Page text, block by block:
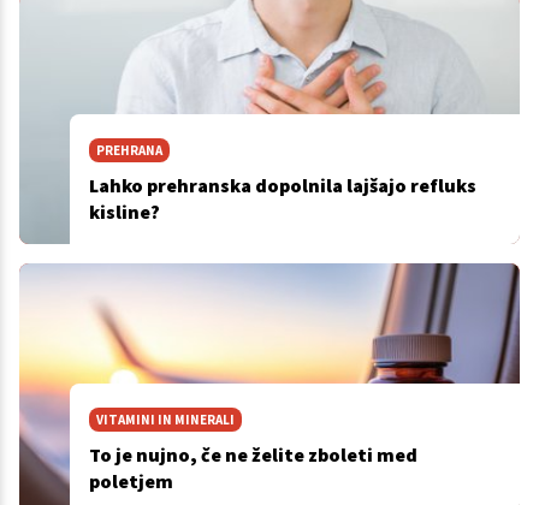
PREHRANA
Lahko prehranska dopolnila lajšajo refluks
kisline?
VITAMINI IN MINERALI
To je nujno, če ne želite zboleti med
poletjem